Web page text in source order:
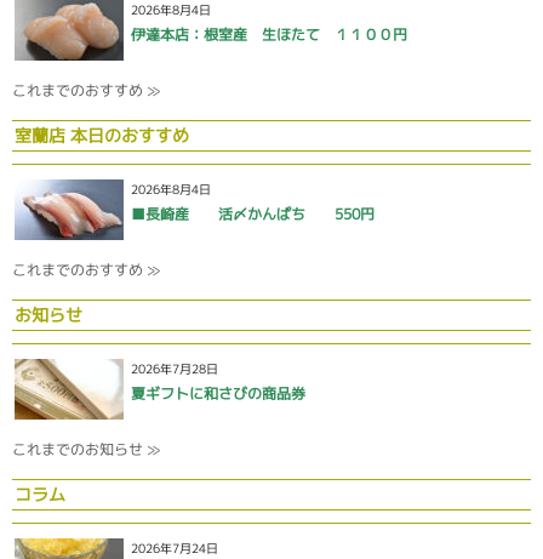
2026年8月4日
伊達本店：根室産 生ほたて １１００円
これまでのおすすめ ≫
室蘭店 本日のおすすめ
2026年8月4日
■長崎産 活〆かんぱち 550円
これまでのおすすめ ≫
お知らせ
2026年7月28日
夏ギフトに和さびの商品券
これまでのお知らせ ≫
コラム
2026年7月24日